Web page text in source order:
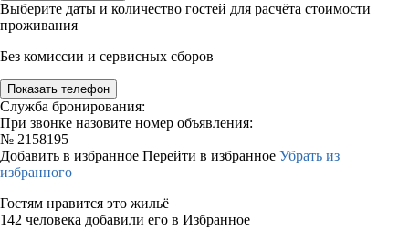
Выберите даты и количество гостей для расчёта стоимости
проживания
Без комиссии и сервисных сборов
Показать телефон
Служба бронирования:
При звонке назовите номер объявления:
№ 2158195
Добавить в избранное Перейти в избранное Убрать из
избранного
Гостям нравится это жильё
142 человека добавили его в Избранное